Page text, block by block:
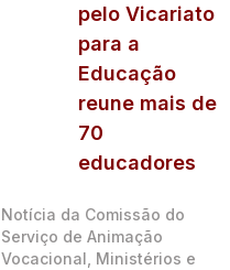
pelo Vicariato
para a
Educação
reune mais de
70
educadores
Notícia da Comissão do
Serviço de Animação
Vocacional, Ministérios e